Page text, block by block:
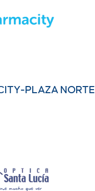
PLAZA NORTE